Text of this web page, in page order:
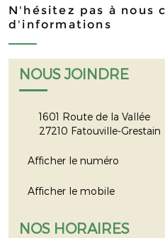
N'hésitez pas à nous
d'informations
NOUS JOINDRE
1601 Route de la Vallée
27210 Fatouville-Grestain
Afficher le numéro
Afficher le mobile
NOS HORAIRES